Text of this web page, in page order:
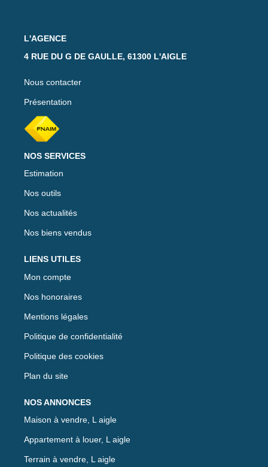
L'AGENCE
4 RUE DU G DE GAULLE, 61300 L'AIGLE
Nous contacter
Présentation
NOS SERVICES
Estimation
Nos outils
Nos actualités
Nos biens vendus
LIENS UTILES
Mon compte
Nos honoraires
Mentions légales
Politique de confidentialité
Politique des cookies
Plan du site
NOS ANNONCES
Maison à vendre, L aigle
Appartement à louer, L aigle
Terrain à vendre, L aigle